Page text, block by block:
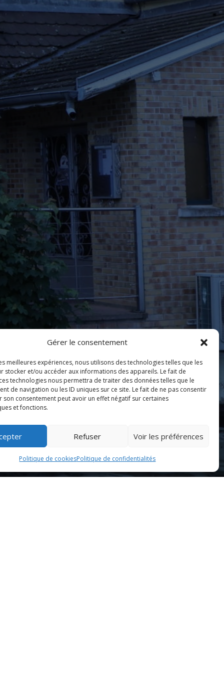
Gérer le consentement
meilleures expériences, nous utilisons des technologies telles que les
stocker et/ou accéder aux informations des appareils. Le fait de
technologies nous permettra de traiter des données telles que le
de navigation ou les ID uniques sur ce site. Le fait de ne pas consentir
son consentement peut avoir un effet négatif sur certaines
et fonctions.
Refuser Voir les préférences
Politique de cookiesPolitique de confidentialités